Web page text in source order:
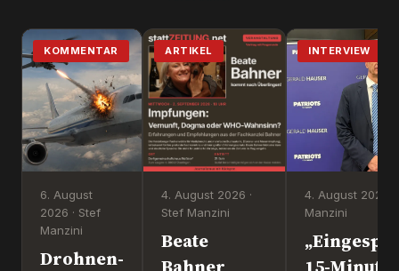
KOMMENTAR
6. August
2026 · Stef
Manzini
Drohnen-
ARTIKEL
4. August 2026 ·
Stef Manzini
Beate
INTERVIEW
4. August 2026 ·
Manzini